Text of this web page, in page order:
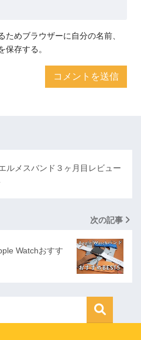
ためブラウザーに自分の名前、
保存する。
ルメスバンド３ヶ月目レビュー
次の記事
Watchおすす